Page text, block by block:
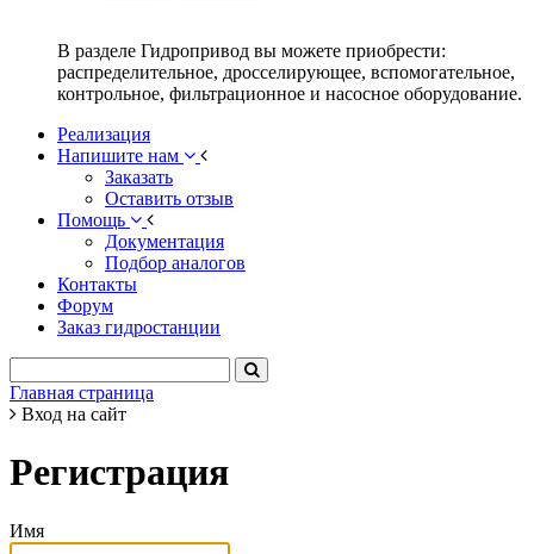
В разделе Гидропривод вы можете приобрести:
распределительное, дросселирующее, вспомогательное,
контрольное, фильтрационное и насосное оборудование.
Реализация
Напишите нам
Заказать
Оставить отзыв
Помощь
Документация
Подбор аналогов
Контакты
Форум
Заказ гидростанции
Главная страница
Вход на сайт
Регистрация
Имя